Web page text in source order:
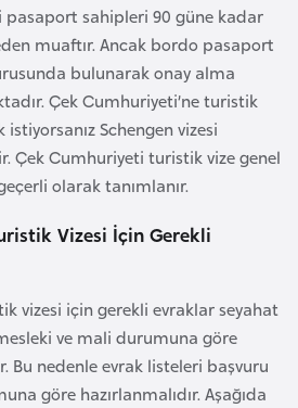
pasaport sahipleri 90 güne kadar
muaftır. Ancak bordo pasaport
bulunarak onay alma
Çek Cumhuriyeti’ne turistik
Schengen vizesi
Çek Cumhuriyeti turistik vize genel
olarak tanımlanır.
Vizesi İçin Gerekli
vizesi için gerekli evraklar seyahat
ve mali durumuna göre
Bu nedenle evrak listeleri başvuru
göre hazırlanmalıdır. Aşağıda